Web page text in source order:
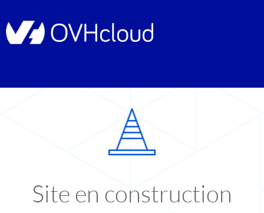
Site en construction